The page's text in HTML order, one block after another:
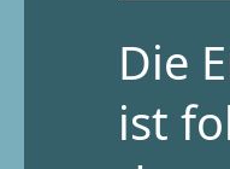
Die
ist